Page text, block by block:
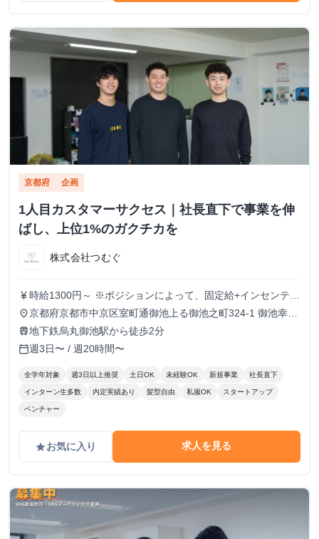
京都府 企画
1人目カスタマーサクセス｜社長直下で事業を伸
ばし、上位1%のガクチカを
株式会社つむぐ
currency_yen 時給1300円～ ※ポジションによって、固定給+インセンティ
ブという形態も可
place京都府京都市中京区室町通御池上る御池之町324-1 御池幸登
ビル7階
train地下鉄烏丸御池駅から徒歩2分
calendar_today週3日〜 / 週20時間〜
全学年対象 週3日以上推奨 土日OK 未経験OK 新規事業 社長直下
インターン生多数 内定実績あり 髪型自由 私服OK スタートアップ
ベンチャー
gradeお気に入り 求人を見る